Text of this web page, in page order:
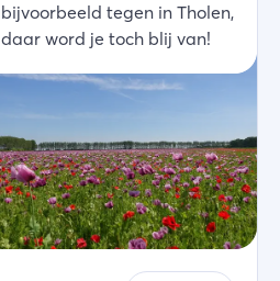
bijvoorbeeld tegen in Tholen,
daar word je toch blij van!